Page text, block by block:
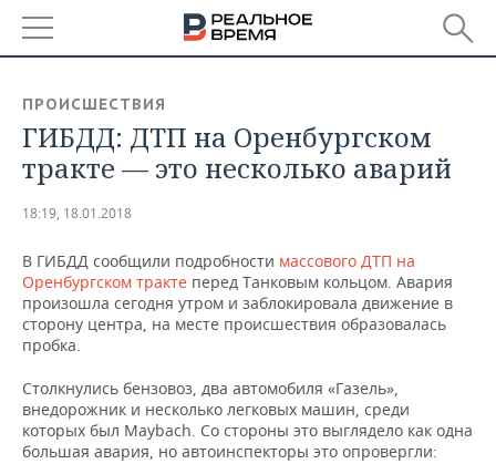
БАШКОРТОСТАН
ТАТАРСТАН
НОВОСТИ
АНАЛИТИКА
ДЕКЛАРАЦИИ О ДОХОДАХ
КОРОЛИ ГОСЗАКАЗА ПФО
ВУЗЫ ТАТАРСТАНА
КОМУ ПРИНАДЛЕЖАТ
ТОРГОВЫЕ ЦЕНТРЫ
НОВОСТИ ЭКОНОМИКИ
ФИНАНСЫ
БАНКИ
БЮДЖЕТ
ПРОМЫШЛЕННОСТЬ
НОВОСТИ
ПРОМЫШЛЕННОСТИ
АГРОПРОМ
МАШИНОСТРОЕНИЕ
НЕДВИЖИМОСТЬ
НОВОСТИ НЕДВИЖИМОСТИ
АВТО
НОВОСТИ АВТО
БИЗНЕС
ПРОИСШЕСТВИЯ
ГИБДД: ДТП на Оренбургском
тракте — это несколько аварий
18:19, 18.01.2018
В ГИБДД сообщили подробности массового ДТП на
Оренбургском тракте перед Танковым кольцом. Авария
произошла сегодня утром и заблокировала движение в
сторону центра, на месте происшествия образовалась
пробка.
Столкнулись бензовоз, два автомобиля «Газель»,
внедорожник и несколько легковых машин, среди
которых был Maybach. Со стороны это выглядело как одна
большая авария, но автоинспекторы это опровергли: